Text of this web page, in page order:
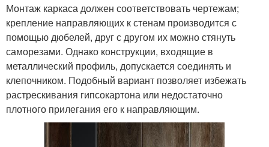
Монтаж каркаса должен соответствовать чертежам;
крепление направляющих к стенам производится с
помощью дюбелей, друг с другом их можно стянуть
саморезами. Однако конструкции, входящие в
металлический профиль, допускается соединять и
клепочником. Подобный вариант позволяет избежать
растрескивания гипсокартона или недостаточно
плотного прилегания его к направляющим.